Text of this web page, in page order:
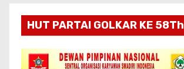
HUT PARTAI GOLKAR KE 58Th